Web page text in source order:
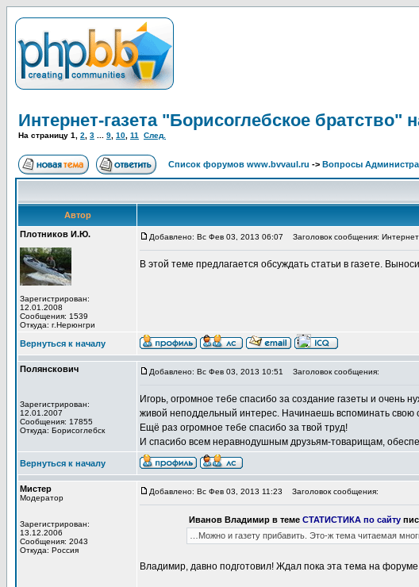
Интернет-газета "Борисоглебское братство"
На страницу 1 2 3 9 10 11 След.
Список форумов www.bvvaul.ru -> Вопросы
Автор
Плотников И.Ю.
Зарегистрирован:
12.01.2008
Сообщения: 1539
Откуда: г.Нерюнгри
Добавлено: Вс Фев 03, 2013 06:07 Заголовок сообщения:
В этой теме предлагается обсуждать статьи в газете.
Вернуться к началу
Полянскович
Зарегистрирован:
12.01.2007
Сообщения: 17855
Откуда: Борисоглебск
Добавлено: Вс Фев 03, 2013 10:51 Заголовок сообщения:
Игорь, огромное тебе спасибо за создание газеты и очень
живой неподдельный интерес. Начинаешь вспоминать
Ещё раз огромное тебе спасибо за твой труд!
И спасибо всем неравнодушным друзьям-товарищам,
Вернуться к началу
Мистер
Модератор
Зарегистрирован:
13.12.2006
Сообщения: 2043
Откуда: Россия
Добавлено: Вс Фев 03, 2013 11:23 Заголовок сообщения:
Иванов Владимир в теме СТАТИСТИКА по сайту
…Можно и газету прибавить. Это-ж тема читаемая
Владимир, давно подготовил! Ждал пока эта тема на